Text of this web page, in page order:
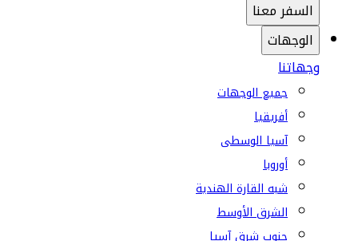
السفر معنا
الوجهات
وجهاتنا
جميع الوجهات
أفريقيا
آسيا الوسطى
أوروبا
شبه القارة الهندية
الشرق الأوسط
جنوب شرق آسيا